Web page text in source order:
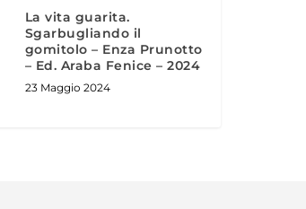
La vita guarita.
Sgarbugliando il
gomitolo – Enza Prunotto
– Ed. Araba Fenice – 2024
23 Maggio 2024